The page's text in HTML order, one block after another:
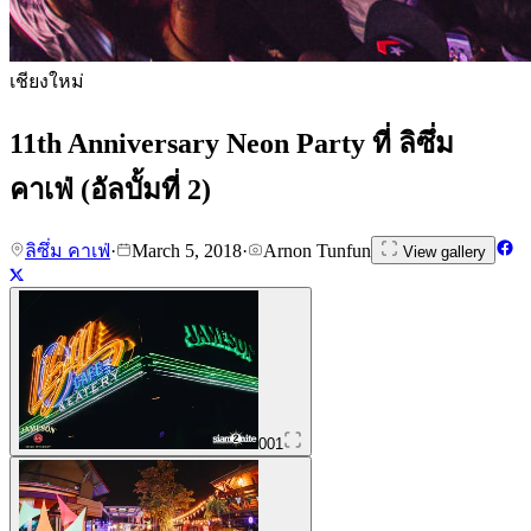
เชียงใหม่
11th Anniversary Neon Party ที่ ลิซึ่ม
คาเฟ่ (อัลบั้มที่ 2)
ลิซึ่ม คาเฟ่· March 5, 2018· Arnon Tunfun View gallery
001